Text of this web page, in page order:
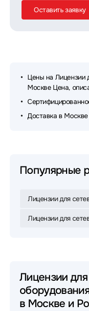
Оставить заявку
Цены на Лицензии
Москве Цена,
Доставка в
Популярные
Лицензии для
Лицензии для
Лицензии
в Москве и